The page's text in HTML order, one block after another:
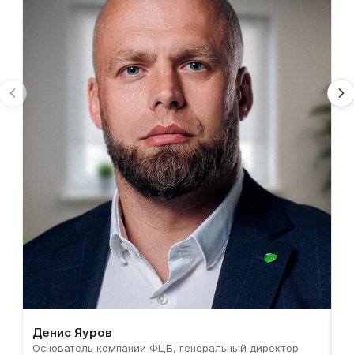
Денис Яуров
Основатель компании ФЦБ, генеральный директор